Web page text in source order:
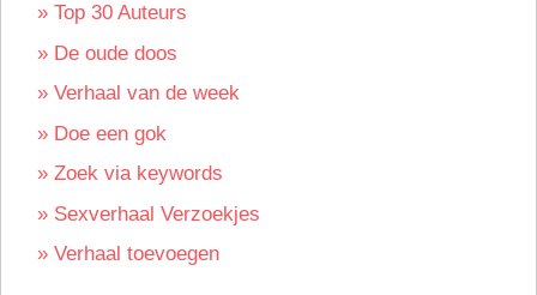
» Top 30 Auteurs
» De oude doos
» Verhaal van de week
» Doe een gok
» Zoek via keywords
» Sexverhaal Verzoekjes
» Verhaal toevoegen